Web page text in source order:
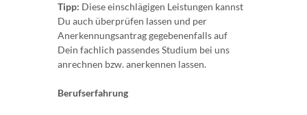
Tipp: Diese einschlägigen Leistungen kannst
Du auch überprüfen lassen und per
Anerkennungsantrag gegebenenfalls auf
Dein fachlich passendes Studium bei uns
anrechnen bzw. anerkennen lassen.
Berufserfahrung